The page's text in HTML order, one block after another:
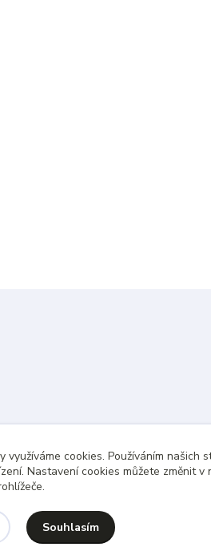
do 48 hodin.
cookies. Používáním našich
Nastavení cookies můžete změnit v
Souhlasím